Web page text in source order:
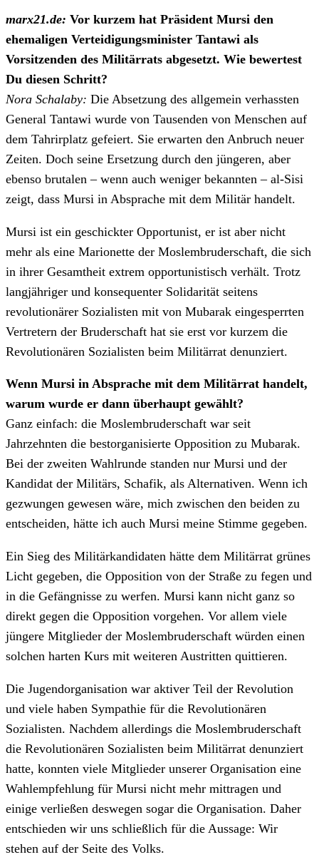
marx21.de: Vor kurzem hat Präsident Mursi den
ehemaligen Verteidigungsminister Tantawi als
Vorsitzenden des Militärrats abgesetzt. Wie bewertest
Du diesen Schritt?
Nora Schalaby: Die Absetzung des allgemein verhassten
General Tantawi wurde von Tausenden von Menschen auf
dem Tahrirplatz gefeiert. Sie erwarten den Anbruch neuer
Zeiten. Doch seine Ersetzung durch den jüngeren, aber
ebenso brutalen – wenn auch weniger bekannten – al-Sisi
zeigt, dass Mursi in Absprache mit dem Militär handelt.
Mursi ist ein geschickter Opportunist, er ist aber nicht
mehr als eine Marionette der Moslembruderschaft, die sich
in ihrer Gesamtheit extrem opportunistisch verhält. Trotz
langjähriger und konsequenter Solidarität seitens
revolutionärer Sozialisten mit von Mubarak eingesperrten
Vertretern der Bruderschaft hat sie erst vor kurzem die
Revolutionären Sozialisten beim Militärrat denunziert.
Wenn Mursi in Absprache mit dem Militärrat handelt,
warum wurde er dann überhaupt gewählt?
Ganz einfach: die Moslembruderschaft war seit
Jahrzehnten die bestorganisierte Opposition zu Mubarak.
Bei der zweiten Wahlrunde standen nur Mursi und der
Kandidat der Militärs, Schafik, als Alternativen. Wenn ich
gezwungen gewesen wäre, mich zwischen den beiden zu
entscheiden, hätte ich auch Mursi meine Stimme gegeben.
Ein Sieg des Militärkandidaten hätte dem Militärrat grünes
Licht gegeben, die Opposition von der Straße zu fegen und
in die Gefängnisse zu werfen. Mursi kann nicht ganz so
direkt gegen die Opposition vorgehen. Vor allem viele
jüngere Mitglieder der Moslembruderschaft würden einen
solchen harten Kurs mit weiteren Austritten quittieren.
Die Jugendorganisation war aktiver Teil der Revolution
und viele haben Sympathie für die Revolutionären
Sozialisten. Nachdem allerdings die Moslembruderschaft
die Revolutionären Sozialisten beim Militärrat denunziert
hatte, konnten viele Mitglieder unserer Organisation eine
Wahlempfehlung für Mursi nicht mehr mittragen und
einige verließen deswegen sogar die Organisation. Daher
entschieden wir uns schließlich für die Aussage: Wir
stehen auf der Seite des Volks.